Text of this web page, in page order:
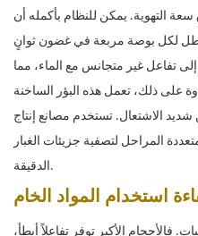
سعة التهوية. يمكن للنظام بأكمله أن
تفاعل غير متجانس مع الماء، مما
على ذلك، تعمل هذه البؤر الساخنة
شديد الاشتعال. تستخدم مصانع إنتاج
المراحل لتصفية جزيئات الغبار
الدقيقة.
استخدام المواد الخام
فالأحجام الأكبر توفر تفاعلاً أبطأ،